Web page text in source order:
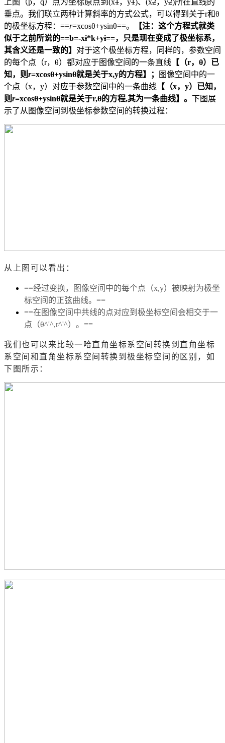
上图（p，q）点为坐标原点到(x1，y1)、(x2，y2)所在直线的
垂点。我们联立两种计算斜率的方式公式，可以得到关于r和θ
的极坐标方程 ：==r=xcosθ+ysinθ==。
【注：这个方程式就类
似于之前所说的==b=-xi*k+yi==，只是现在变成了极坐标系，
其含义还是一致的】 对于这个极坐标方程，同样的，参数空间
的每个点（r，θ）都对应于图像空间的一条直线 【（r，θ）已
知，则r=xcosθ+ysinθ就是关于x,y的方程】；
图像空间中的一
个点（x，y）对应于参数空间中的一条曲线 【（x，y）已知，
则r=xcosθ+ysinθ就是关于r,θ的方程,其为一条曲线】。 下图展
示了从图像空间到极坐标参数空间的转换过程：
从上图可以看出：
==经过变换，图像空间中的每个点（x,y）被映射为极坐
标空间的正弦曲线。==
==在图像空间中共线的点对应到极坐标空间会相交于一
点（θ^'^,r^'^）。==
我们也可以来比较一哈直角坐标系空间转换到直角坐标
系空间和直角坐标系空间转换到极坐标空间的区别，如
下图所示：